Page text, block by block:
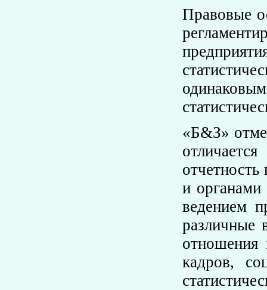
Правовые
«Б&З»
отчетность
и органами
ведением
различные
отношения
кадров,